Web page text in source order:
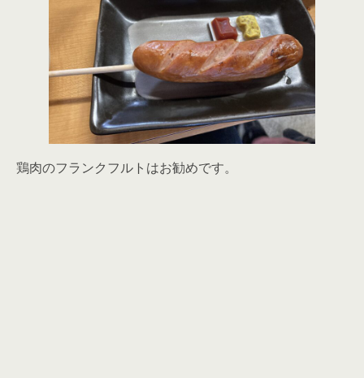
鶏肉のフランクフルトはお勧めです。